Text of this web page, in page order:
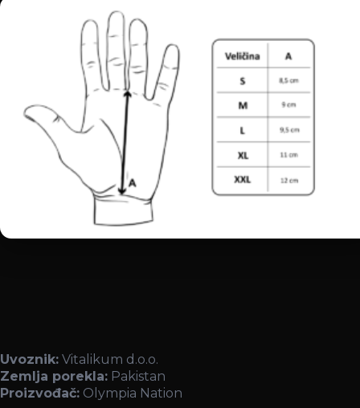
Uvoznik: Vitalikum d.o.o.
Zemlja porekla: Pakistan
Proizvođač: Olympia Nation